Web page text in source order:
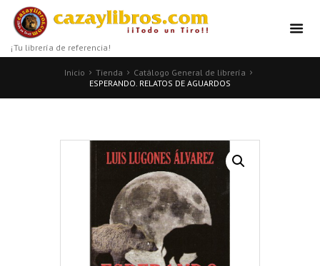
¡Tu librería de referencia!
Inicio Tienda
Catálogo General de librería
ESPERANDO. RELATOS DE AGUARDOS